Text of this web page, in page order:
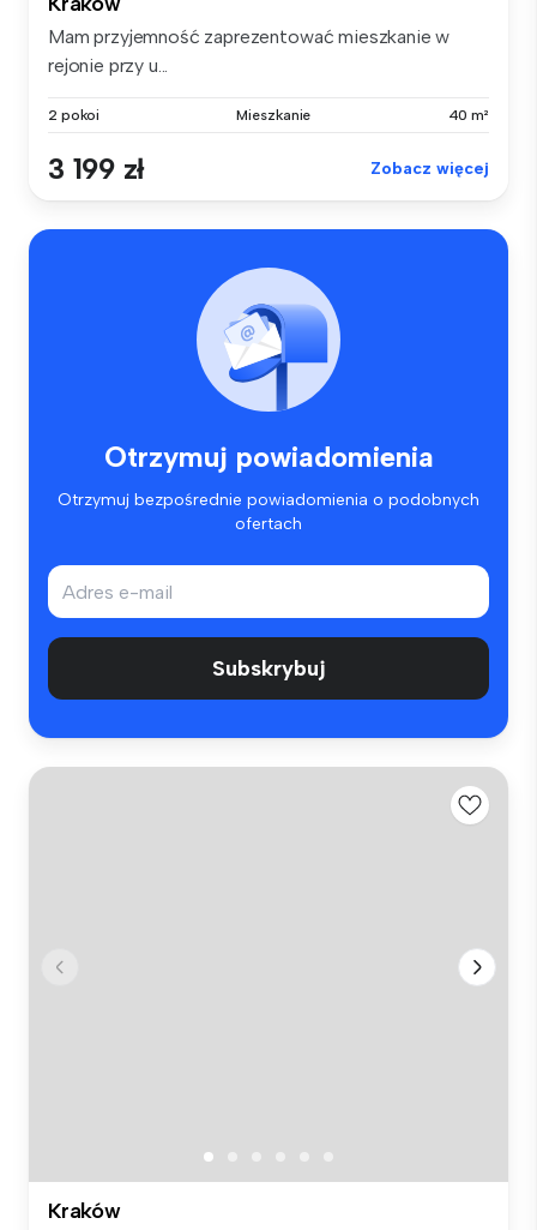
Mam przyjemność zaprezentować mieszkanie w
rejonie przy u...
2 pokoi Mieszkanie 40 m²
3 199 zł Zobacz więcej
Otrzymuj powiadomienia
Otrzymuj bezpośrednie powiadomienia o podobnych
ofertach
Subskrybuj
Kraków